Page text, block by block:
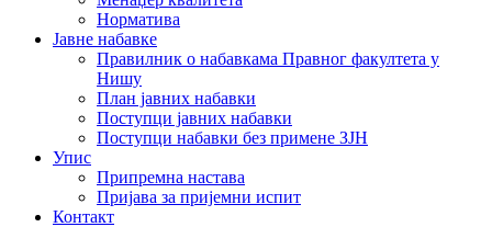
Норматива
Јавне набавке
Правилник о набавкама Правног факултета у
Нишу
План јавних набавки
Поступци јавних набавки
Поступци набавки без примене ЗЈН
Упис
Припремна настава
Пријава за пријемни испит
Контакт